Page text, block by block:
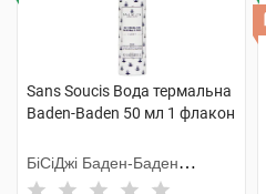
Sans Soucis Вода термальна
Baden-Baden 50 мл 1 флакон
БіСіДжі Баден-Баден
Косметікс Груп Гмбх